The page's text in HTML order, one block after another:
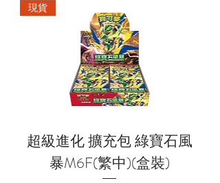
現貨
超級進化 擴充包 綠寶石風
暴M6F(繁中)(盒裝)